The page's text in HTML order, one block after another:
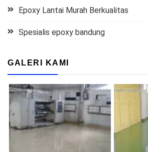
Epoxy Lantai Murah Berkualitas
Spesialis epoxy bandung
GALERI KAMI